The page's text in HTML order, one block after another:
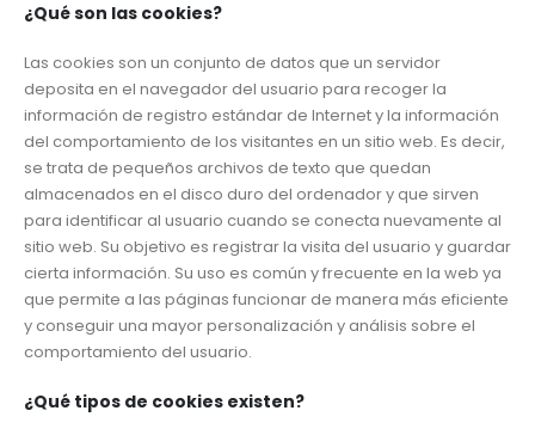
¿Qué son las cookies?
Las cookies son un conjunto de datos que un servidor
deposita en el navegador del usuario para recoger la
información de registro estándar de Internet y la información
del comportamiento de los visitantes en un sitio web. Es decir,
se trata de pequeños archivos de texto que quedan
almacenados en el disco duro del ordenador y que sirven
para identificar al usuario cuando se conecta nuevamente al
sitio web. Su objetivo es registrar la visita del usuario y guardar
cierta información. Su uso es común y frecuente en la web ya
que permite a las páginas funcionar de manera más eficiente
y conseguir una mayor personalización y análisis sobre el
comportamiento del usuario.
¿Qué tipos de cookies existen?